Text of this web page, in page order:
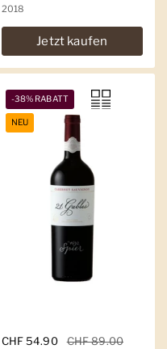
2018
Jetzt kaufen
Regulärer Preis
CHF 54.90 Sale-Preis
CHF 89.00
-38% RABATT
NEU